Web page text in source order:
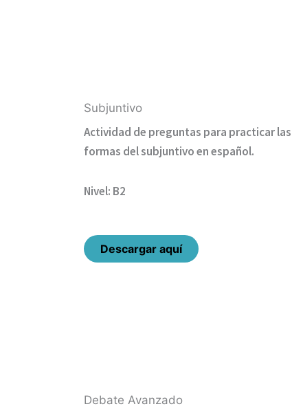
Subjuntivo
Actividad de preguntas para practicar las
formas del subjuntivo en español.
Nivel: B2
Descargar aquí
Debate Avanzado